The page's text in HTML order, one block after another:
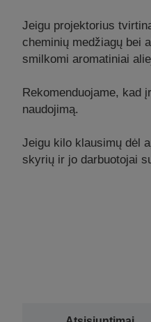
Jeigu projektorius
cheminių medžiagų bei
smilkomi aromatiniai
Rekomenduojame, kad
naudojimą.
Jeigu kilo klausimų dėl
skyrių ir jo darbuotojai